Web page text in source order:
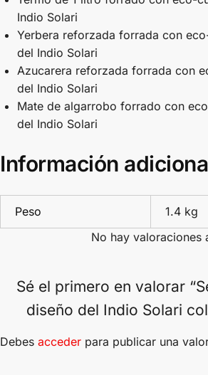
Indio Solari
Yerbera reforzada forrada con
del Indio Solari
Azucarera reforzada forrada con
del Indio Solari
Mate de algarrobo forrado con
del Indio Solari
Información
Peso
1.4 kg
No hay valoraciones
Sé el primero en valorar
diseño del Indio Solari
Debes acceder para publicar una